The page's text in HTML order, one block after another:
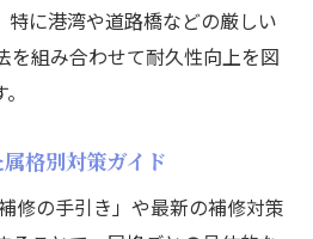
特に港湾や道路橋などの厳しい
を組み合わせて耐久性向上を図
格別対策ガイド
修の手引き」や最新の補修対策